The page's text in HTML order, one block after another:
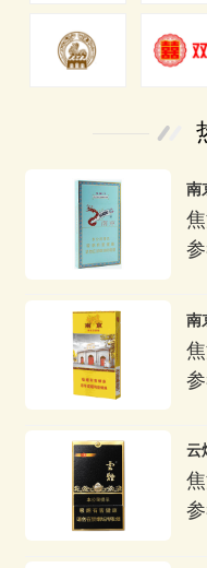
南
南
云